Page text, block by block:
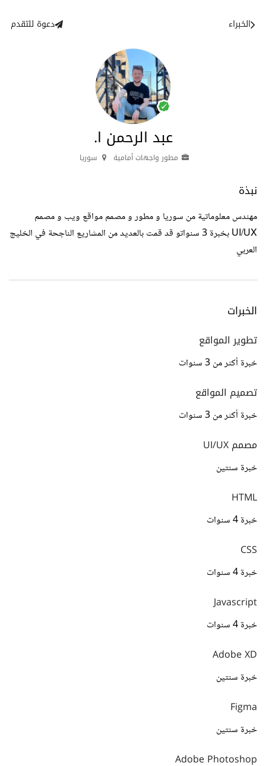
الخبراء دعوة للتقدم
عبد الرحمن ا.
مطور واجهات أمامية سوريا
نبذة
مهندس معلوماتية من سوريا و مطور و مصمم مواقع ويب و مصمم
UI/UX بخبرة 3 سنواتو قد قمت بالعديد من المشاريع الناجحة في الخليج
العربي
الخبرات
تطوير المواقع
خبرة أكثر من 3 سنوات
تصميم المواقع
خبرة أكثر من 3 سنوات
مصمم UI/UX
خبرة سنتين
HTML
خبرة 4 سنوات
CSS
خبرة 4 سنوات
Javascript
خبرة 4 سنوات
Adobe XD
خبرة سنتين
Figma
خبرة سنتين
Adobe Photoshop